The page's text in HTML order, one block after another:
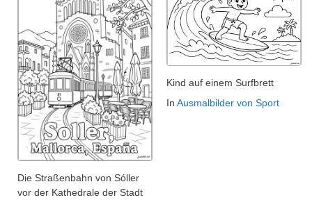
Die Straßenbahn von Sóller
vor der Kathedrale der Stadt
Kind auf einem Surfbrett
In Ausmalbilder von Sport